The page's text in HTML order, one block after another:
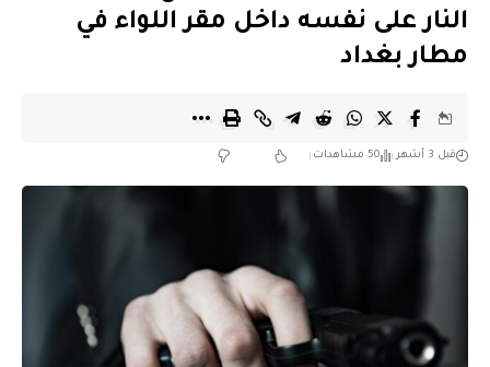
النار على نفسه داخل مقر اللواء في
مطار بغداد
قبل 3 أشهر 50 مشاهدات